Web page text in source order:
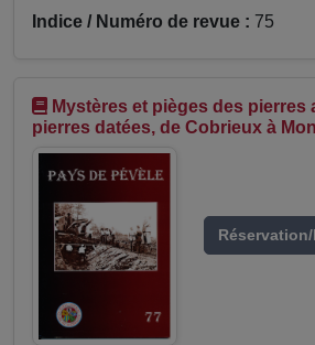
Indice / Numéro de revue : 75
Mystères et pièges des pierres
pierres datées, de Cobrieux à